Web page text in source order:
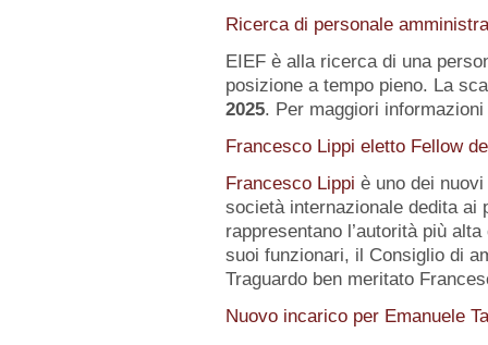
Ricerca di personale
EIEF è alla ricerca di una
posizione a tempo pieno. La
2025. Per maggiori informazioni
Francesco Lippi eletto Fellow
Francesco Lippi è uno dei nuovi
società internazionale dedita ai
rappresentano l’autorità più
suoi funzionari, il Consiglio di
Traguardo ben meritato
Nuovo incarico per Emanuele